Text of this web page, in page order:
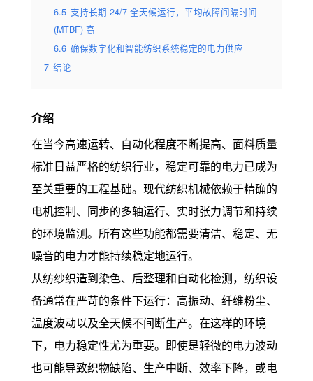
6.5 支持长期 24/7 全天候运行，平均故障间隔时间
(MTBF) 高
6.6 确保数字化和智能纺织系统稳定的电力供应
7 结论
介绍
在当今高速运转、自动化程度不断提高、面料质量
标准日益严格的纺织行业，稳定可靠的电力已成为
至关重要的工程基础。现代纺织机械依赖于精确的
电机控制、同步的多轴运行、实时张力调节和持续
的环境监测。所有这些功能都需要清洁、稳定、无
噪音的电力才能持续稳定地运行。
从纺纱织造到染色、后整理和自动化检测，纺织设
备通常在严苛的条件下运行：高振动、纤维粉尘、
温度波动以及全天候不间断生产。在这样的环境
下，电力稳定性尤为重要。即使是轻微的电力波动
也可能导致织物缺陷、生产中断、效率下降，或电